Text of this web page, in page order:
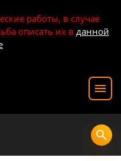
работы, в случае
описать их в данной